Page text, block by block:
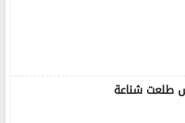
طلعت شناعة